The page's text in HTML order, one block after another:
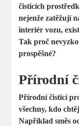
čisticích
nejenže zatěžují
interiér vozu,
Tak proč
prospěšné?
Přírodní
Přírodní čisticí
všechny, kdo
Například směs